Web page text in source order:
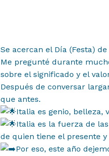
Se acercan el Día (Festa)
Me pregunté durante
sobre el significado y el
Después de conversar
que antes.
Italia es genio, belleza,
Italia es la fuerza de
de quien tiene el presente
Por eso, este año
Noticias
Difusión